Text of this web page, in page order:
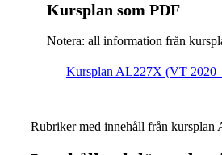
Kursplan som PDF
Notera: all information från
Kursplan AL227X (VT
Rubriker med innehåll från kursplan